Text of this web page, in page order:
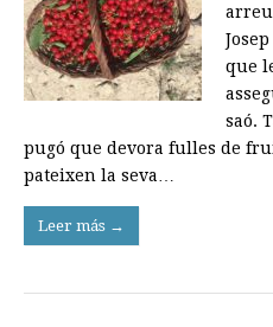
que
saó.
pugó que devora fulles de
pateixen la seva…
Leer más →